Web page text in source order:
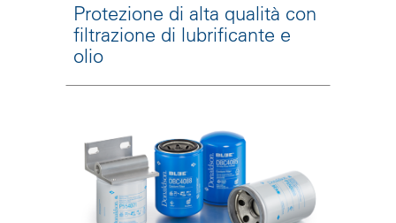
Protezione di alta qualità con
filtrazione di lubrificante e
olio